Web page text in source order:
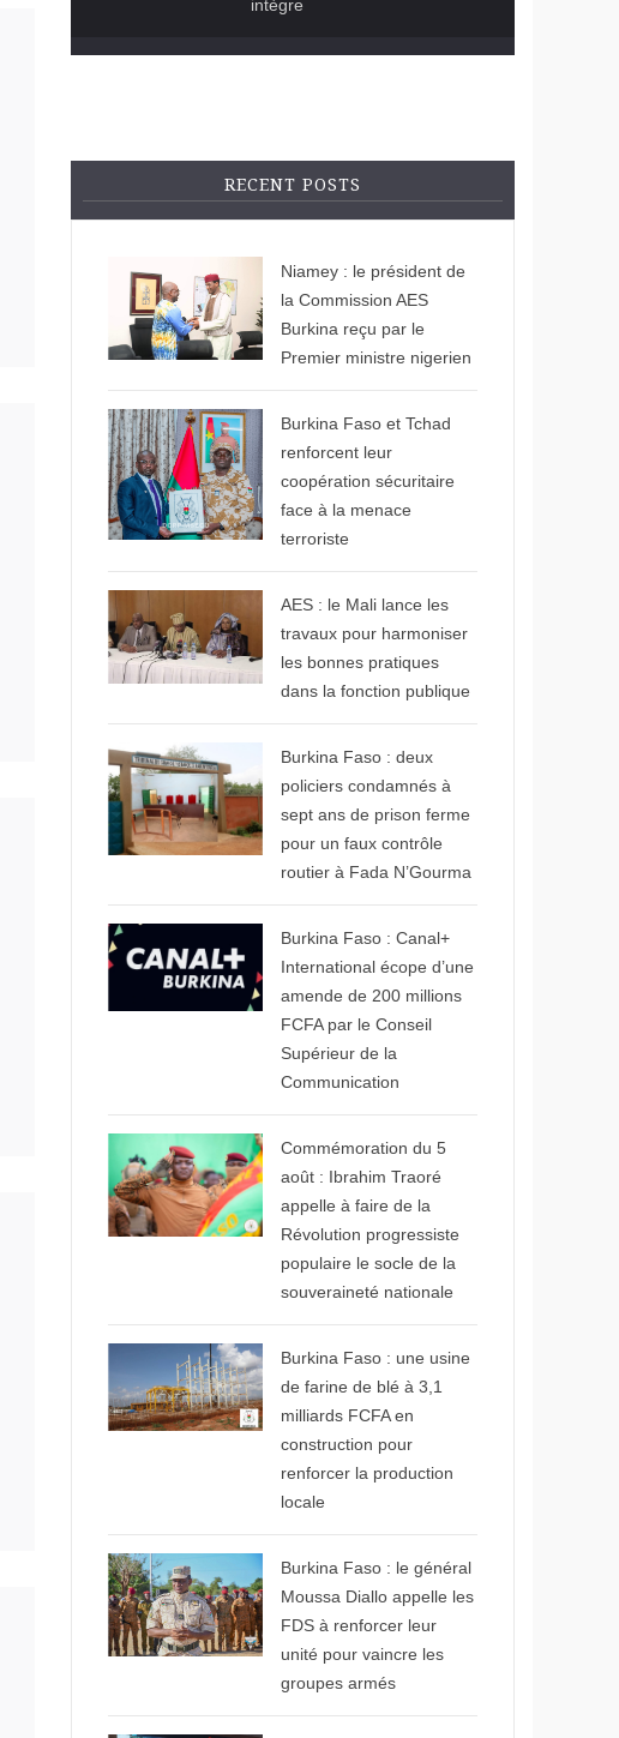
intègre
RECENT POSTS
Niamey : le président de
la Commission AES
Burkina reçu par le
Premier ministre nigerien
Burkina Faso et Tchad
renforcent leur
coopération sécuritaire
face à la menace
terroriste
AES : le Mali lance les
travaux pour harmoniser
les bonnes pratiques
dans la fonction publique
Burkina Faso : deux
policiers condamnés à
sept ans de prison ferme
pour un faux contrôle
routier à Fada N’Gourma
Burkina Faso : Canal+
International écope d’une
amende de 200 millions
FCFA par le Conseil
Supérieur de la
Communication
Commémoration du 5
août : Ibrahim Traoré
appelle à faire de la
Révolution progressiste
populaire le socle de la
souveraineté nationale
Burkina Faso : une usine
de farine de blé à 3,1
milliards FCFA en
construction pour
renforcer la production
locale
Burkina Faso : le général
Moussa Diallo appelle les
FDS à renforcer leur
unité pour vaincre les
groupes armés